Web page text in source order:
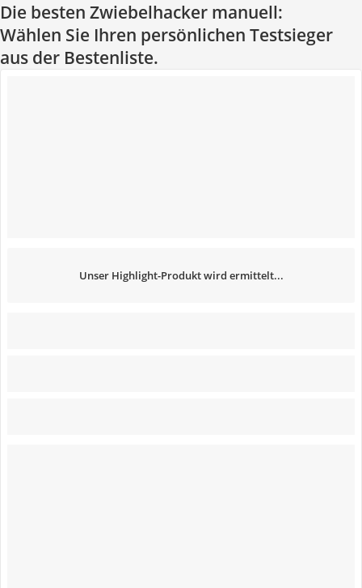
Die besten Zwiebelhacker manuell:
Wählen Sie Ihren persönlichen Testsieger
aus der Bestenliste.
Unser Highlight-Produkt wird ermittelt...